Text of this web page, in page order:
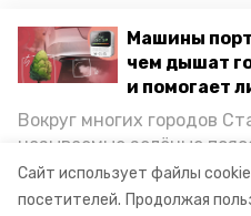
Сайт использует файлы
посетителей. Продолжая
Машины
чем дышат
и помогает
Вокруг многих городов
называемые зелёные
снижающие негативное
газов на атмосферу.
В настоящее время
ведомства
нападений, чтобы
которые атаковали
привлечь их к